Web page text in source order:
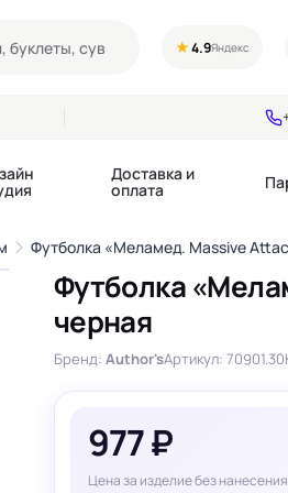
★4.9Яндекс
квартальные
настольные
перекидные
Дорхенгеры /
Некхенгеры
Флажки бумажные
Шелфтокеры
Доставка и
оплата
Футболка «Меламед. Massive
Футболка
черная
Бренд: Author'sАртикул: 70901.30
977 ₽
Цена за изделие без